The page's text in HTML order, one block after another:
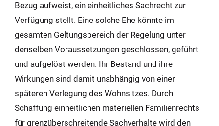
Bezug aufweist, ein einheitliches Sachrecht zur
Verfügung stellt. Eine solche Ehe könnte im
gesamten Geltungsbereich der Regelung unter
denselben Voraussetzungen geschlossen, geführt
und aufgelöst werden. Ihr Bestand und ihre
Wirkungen sind damit unabhängig von einer
späteren Verlegung des Wohnsitzes. Durch
Schaffung einheitlichen materiellen Familienrechts
für grenzüberschreitende Sachverhalte wird den